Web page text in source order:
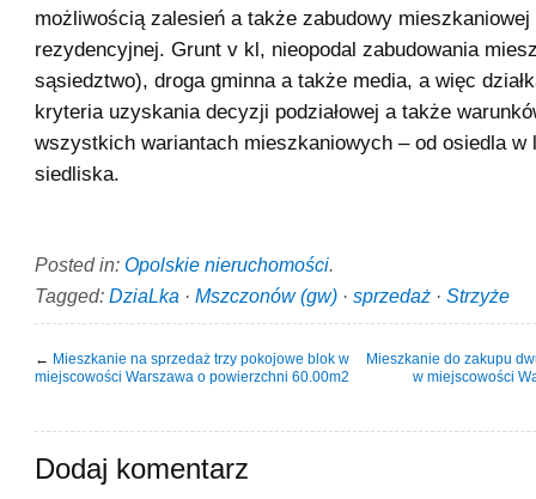
możliwością zalesień a także zabudowy
rezydencyjnej. Grunt v kl, nieopodal zabudowania
sąsiedztwo), droga gminna a także media, a więc
kryteria uzyskania decyzji podziałowej a także
wszystkich wariantach mieszkaniowych – od osiedla w
siedliska.
Posted in: Opolskie nieruchomości.
Tagged: DziaLka · Mszczonów (gw) · sprzedaż · Strzyże
← Mieszkanie na sprzedaż trzy pokojowe blok w
miejscowości Warszawa o powierzchni 60.00m2
Mieszkanie do zakupu
w miejscowości
Dodaj komentarz